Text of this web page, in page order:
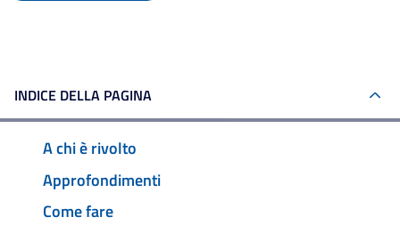
INDICE DELLA PAGINA
A chi è rivolto
Approfondimenti
Come fare